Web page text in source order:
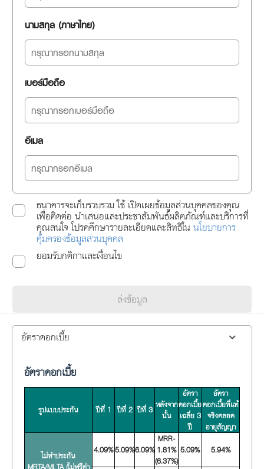
นามสกุล (ภาษาไทย)
เบอร์มือถือ
อีเมล
ธนาคารจะเก็บรวบรวม ใช้ เปิดเผยข้อมูลส่วนบุคคลของคุณ
เพื่อติดต่อ นำเสนอและประชาสัมพันธ์ผลิตภัณฑ์และบริการที่
คุณสนใจ โปรดศึกษารายละเอียดและสิทธิใน นโยบายการ
คุ้มครองข้อมูลส่วนบุคคล
ยอมรับกติกาและเงื่อนไข
ส่งข้อมูล
อัตราดอกเบี้ย
อัตราดอกเบี้ย
รูปแบบประกัน ปีที่ 1 ปีที่ 2 ปีที่ 3 หลังจาก
นั้น
อัตรา
ดอกเบี้ย
เฉลี่ย 3
ปี
อัตรา
ดอกเบี้ยที่แท้
จริงตลอด
อายุสัญญา
ไม่ทำประกัน
MRTA/MLTA (ไม่ฟรีค่า
4.09%5.09%6.09%
MRR-
1.81%
(6.37%)
5.09% 5.94%